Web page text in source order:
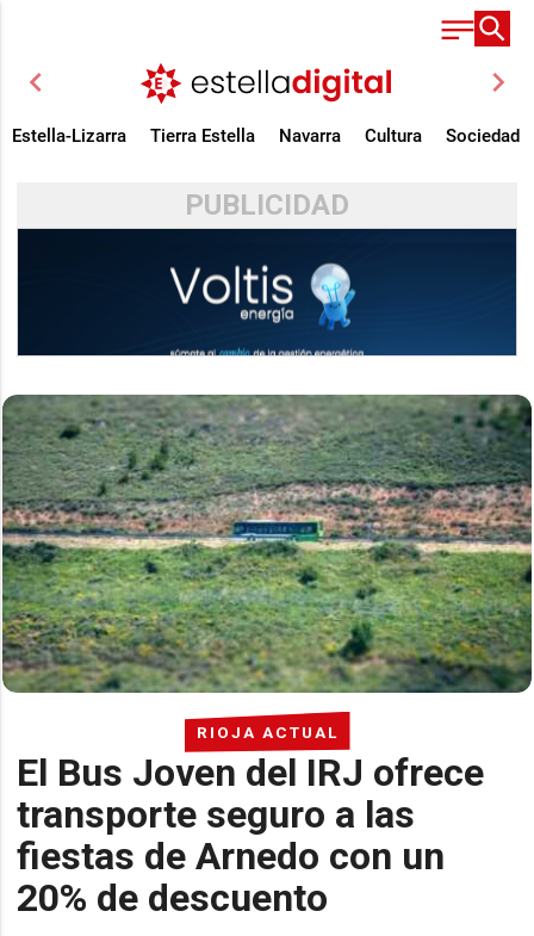
chevron_left chevron_right
Estella-Lizarra Tierra Estella Navarra Cultura Sociedad
PUBLICIDAD
RIOJA ACTUAL
El Bus Joven del IRJ ofrece
transporte seguro a las
fiestas de Arnedo con un
20% de descuento